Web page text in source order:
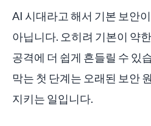
AI 시대라고 해서 기본 보안
아닙니다. 오히려 기본이 약
공격에 더 쉽게 흔들릴 수 있
막는 첫 단계는 오래된 보안
지키는 일입니다.